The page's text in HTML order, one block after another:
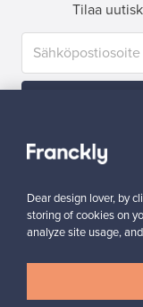
Tilaa
Aitoa designia
Dear design lover, by
storing of cookies on
analyze site usage,